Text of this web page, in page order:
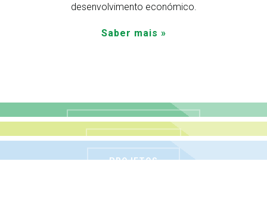
desenvolvimento económico.
Saber mais »
ÁREAS DE ATUAÇÃO
MERCADOS
PROJETOS